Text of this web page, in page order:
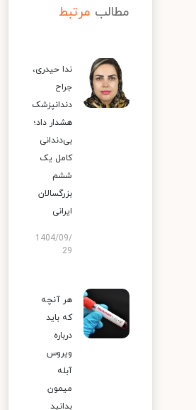
مطالب مرتبط
ندا حیدری،
جراح
دندانپزشک
هشدار داد؛
بی‌دندانی
کامل یک
ششم
بزرگسالان
ایرانی
1404/09/
29
هر آنچه
که باید
درباره
ویروس
آبله
میمون
بدانید